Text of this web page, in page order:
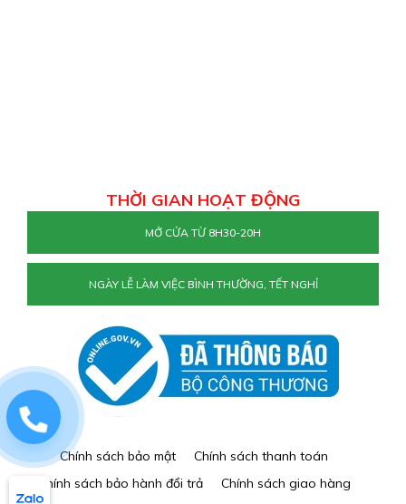
THỜI GIAN HOẠT ĐỘNG
MỞ CỬA TỪ 8H30-20H
NGÀY LỄ LÀM VIỆC BÌNH THƯỜNG, TẾT NGHỈ
Chính sách bảo mật
Chính sách thanh toán
Chính sách bảo hành đổi trả
Chính sách giao hàng
0829884477